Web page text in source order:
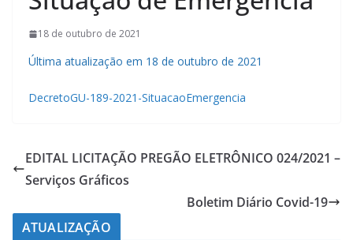
18 de outubro de 2021
Última atualização em 18 de outubro de 2021
DecretoGU-189-2021-SituacaoEmergencia
EDITAL LICITAÇÃO PREGÃO ELETRÔNICO 024/2021 –
Serviços Gráficos
Boletim Diário Covid-19
ATUALIZAÇÃO